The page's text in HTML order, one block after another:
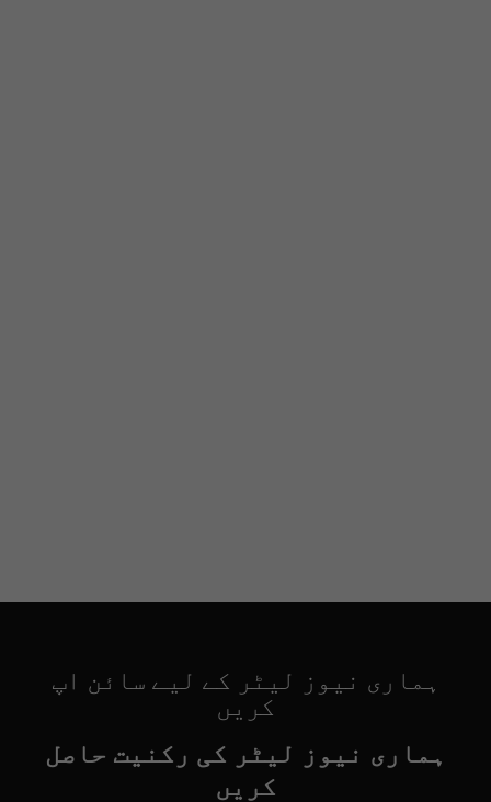
ہماری نیوز لیٹر کے لیے سائن اپ
کریں
ہماری نیوز لیٹر کی رکنیت حاصل
کریں